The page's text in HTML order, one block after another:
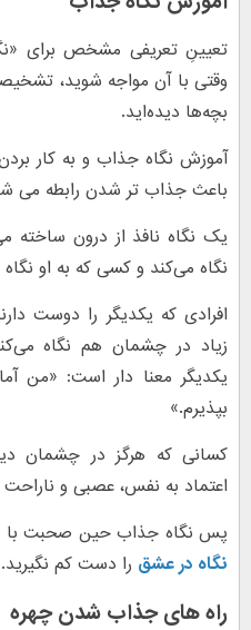
تعیینِ تعریفی مشخص برای
وقتی با آن مواجه شوید،
بچه‌ها دیده‌اید.
آموزش نگاه جذاب و به کار
باعث جذاب تر شدن رابطه می
یک نگاه نافذ از درون
نگاه می‌کند و کسی که به او
افرادی که یکدیگر را دوست
زیاد در چشمان هم نگاه
یکدیگر معنا دار است: «من
بپذیرم.»
کسانی که هرگز در چشمان
اعتماد به نفس، عصبی و ناراحت
پس نگاه جذاب حین صحبت با
نگاه در عشق را دست کم نگیرید.
راه های جذاب شدن چهره